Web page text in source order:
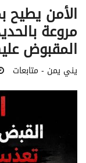
الأمن
مروعة
المقبوض
يني يمن - متابعات